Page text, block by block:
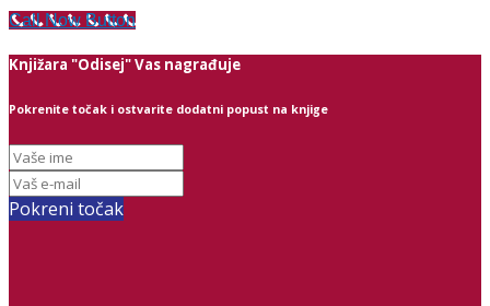
Call Now Button
Knjižara "Odisej" Vas nagrađuje
Pokrenite točak i ostvarite dodatni popust na knjige
Pokreni točak